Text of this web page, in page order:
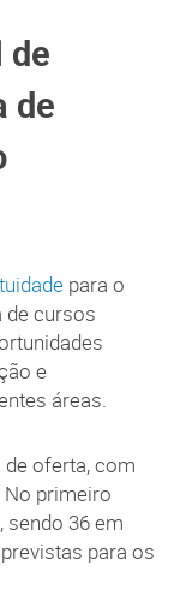
de
de
para o
de cursos
e
áreas.
oferta, com
primeiro
36 em
para os